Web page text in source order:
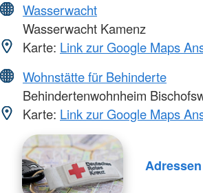
Wasserwacht
Wasserwacht Kamenz
Karte: Link zur Google Maps
Wohnstätte für Behinderte
Behindertenwohnheim
Karte: Link zur Google Maps
Adressen